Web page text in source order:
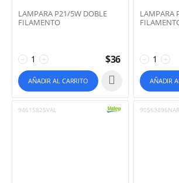
LAMPARA P21/5W DOBLE
FILAMENTO
+
− $36
AÑADIR AL CARRITO
LAMPARA
+
−
AÑADIR
94615825VAL 90563896NAR